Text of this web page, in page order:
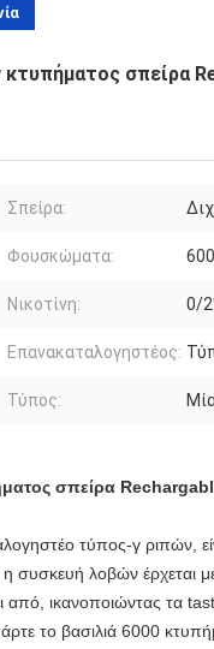
σπείρα
Σπείρα:
Φουσκώματα:
Νικοτίνη: 0/
Επανακαταλογηστέος:
Τύπος:
σπείρα
τύπος-γ ριπών,
συσκευή λοβών έρχεται
από, ικανοποιώντας τα
το βασιλιά 6000